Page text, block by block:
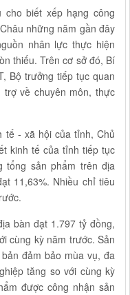
biết xếp hạng công
những năm gần đây
nhân lực thực hiện
thiếu. Trên cơ sở đó, Bí
Bộ trưởng tiếp tục quan
về chuyên môn, thực
tế - xã hội của tỉnh, Chủ
kinh tế của tỉnh tiếp tục
tổng sản phẩm trên địa
11,63%. Nhiều chỉ tiêu
bàn đạt 1.797 tỷ đồng,
cùng kỳ năm trước. Sản
đảm bảo mùa vụ, đa
tăng so với cùng kỳ
được công nhận sản